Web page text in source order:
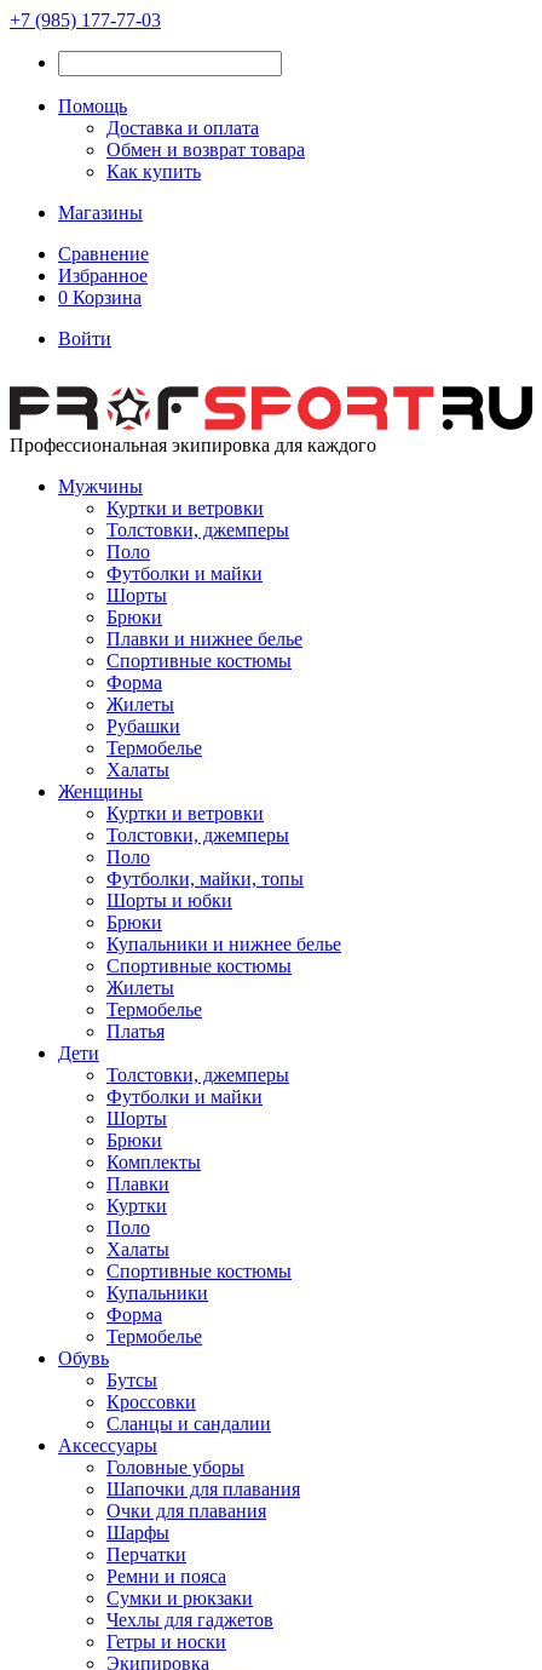
+7 (985) 177-77-03
Помощь
Доставка и оплата
Обмен и возврат товара
Как купить
Магазины
Сравнение
Избранное
0 Корзина
Войти
Профессиональная экипировка для каждого
Мужчины
Куртки и ветровки
Толстовки, джемперы
Поло
Футболки и майки
Шорты
Брюки
Плавки и нижнее белье
Спортивные костюмы
Форма
Жилеты
Рубашки
Термобелье
Халаты
Женщины
Куртки и ветровки
Толстовки, джемперы
Поло
Футболки, майки, топы
Шорты и юбки
Брюки
Купальники и нижнее белье
Спортивные костюмы
Жилеты
Термобелье
Платья
Дети
Толстовки, джемперы
Футболки и майки
Шорты
Брюки
Комплекты
Плавки
Куртки
Поло
Халаты
Спортивные костюмы
Купальники
Форма
Термобелье
Обувь
Бутсы
Кроссовки
Сланцы и сандалии
Аксессуары
Головные уборы
Шапочки для плавания
Очки для плавания
Шарфы
Перчатки
Ремни и пояса
Сумки и рюкзаки
Чехлы для гаджетов
Гетры и носки
Экипировка